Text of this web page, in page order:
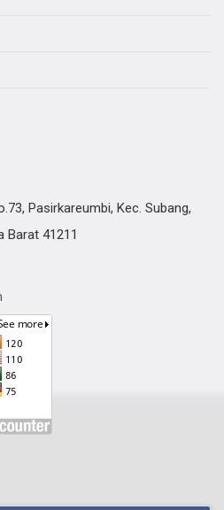
Pasirkareumbi, Kec. Subang,
Barat 41211